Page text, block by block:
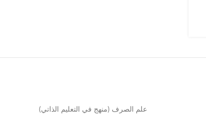
علم الصرف (منهج في التعليم الذاتي)